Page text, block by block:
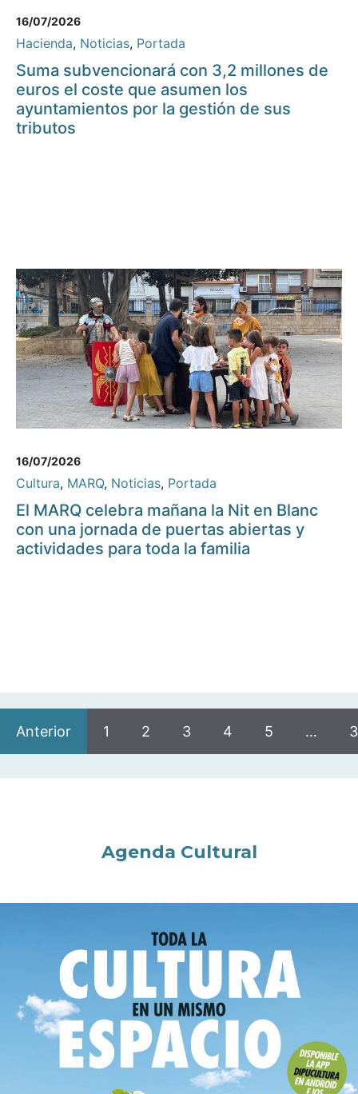
16/07/2026
Hacienda, Noticias, Portada
Suma subvencionará con 3,2 millones de
euros el coste que asumen los
ayuntamientos por la gestión de sus
tributos
16/07/2026
Cultura, MARQ, Noticias, Portada
El MARQ celebra mañana la Nit en Blanc
con una jornada de puertas abiertas y
actividades para toda la familia
Anterior 1 2 3 4 5 …
Agenda Cultural